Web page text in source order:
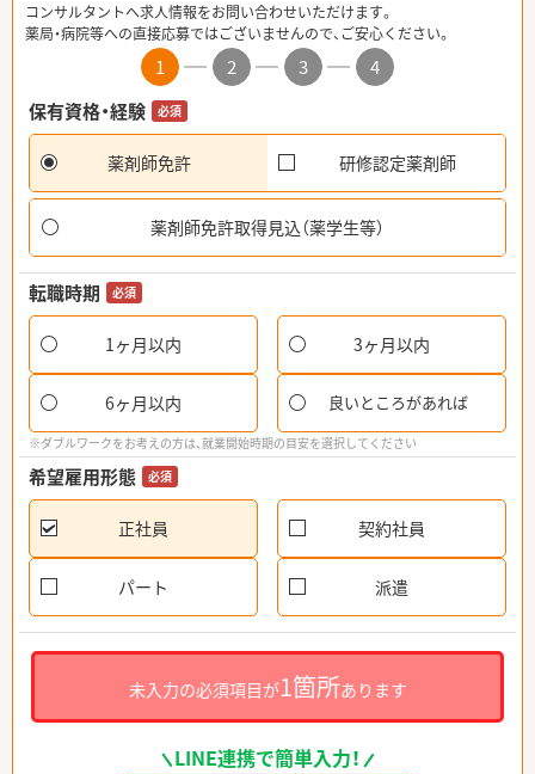
コンサルタントへ求人情報をお問い合わせいただけます。
薬局・病院等への直接応募ではございませんので、ご安心ください。
1 2 3
4
保有資格・経験
必須
薬剤師免許 研修認定薬剤師
薬剤師免許取得見込（薬学生等）
転職時期 必須
1ヶ月以内 3ヶ月以内
6ヶ月以内 良いところがあれば
※ダブルワークをお考えの方は、就業開始時期の目安を選択してください
希望雇用形態 必須
正社員 契約社員
パート 派遣
未入力の必須項目が1箇所あります
LINE連携で簡単入力！